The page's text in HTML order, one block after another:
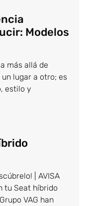
Modelos
más allá de
lugar a otro; es
estilo y
| AVISA
tu Seat híbrido
VAG han